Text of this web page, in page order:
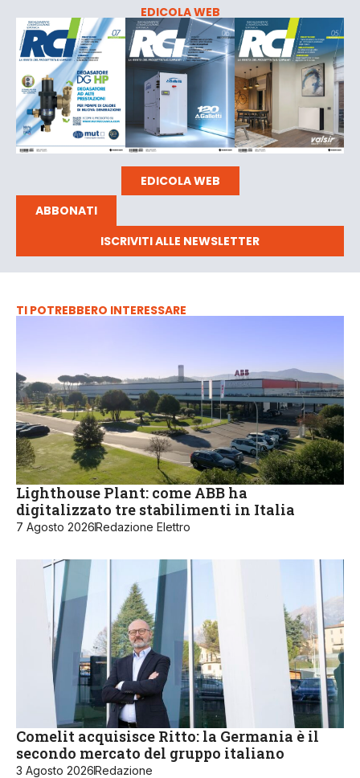
EDICOLA WEB
EDICOLA WEB
ABBONATI
ISCRIVITI ALLE NEWSLETTER
TI POTREBBERO INTERESSARE
Lighthouse Plant: come ABB ha
digitalizzato tre stabilimenti in Italia
7 Agosto 2026Redazione Elettro
Comelit acquisisce Ritto: la Germania è il
secondo mercato del gruppo italiano
3 Agosto 2026Redazione